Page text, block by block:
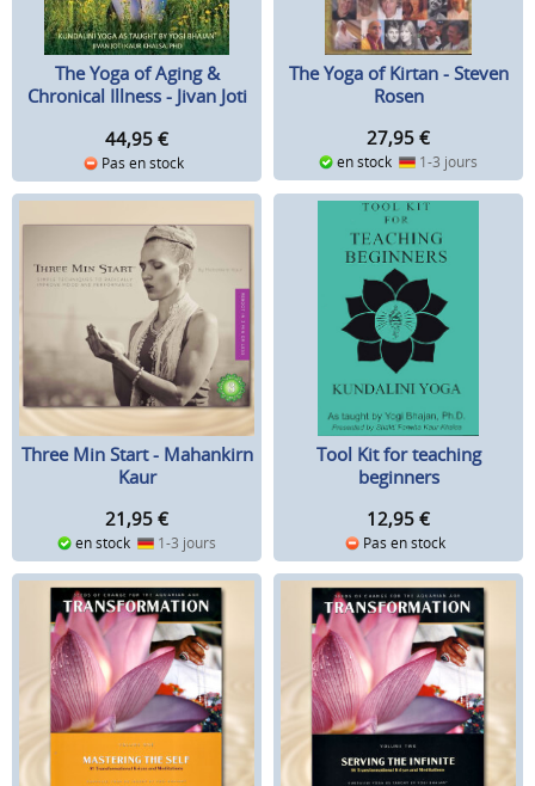
The Yoga of Aging &
Chronical Illness - Jivan Joti
44,95 €
Pas en stock
The Yoga of Kirtan - Steven
Rosen
27,95 €
en stock 1-3 jours
Three Min Start - Mahankirn
Kaur
21,95 €
en stock 1-3 jours
Tool Kit for teaching
beginners
12,95 €
Pas en stock